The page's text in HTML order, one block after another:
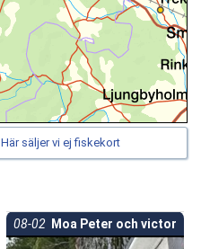
Här säljer vi ej fiskekort
08-02 Moa Peter och victor